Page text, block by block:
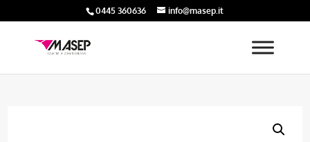
0445 360636 info@masep.it